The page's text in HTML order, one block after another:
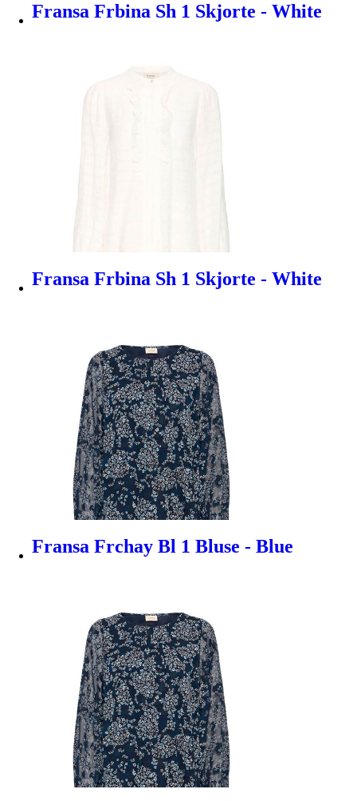
Fransa Frbina Sh 1 Skjorte - White
Fransa Frbina Sh 1 Skjorte - White
Fransa Frchay Bl 1 Bluse - Blue